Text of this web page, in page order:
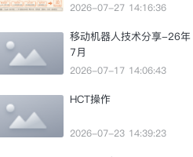
2026-07-27 14:16:36
移动机器人技术分享-26年
7月
2026-07-17 14:06:43
HCT操作
2026-07-23 14:39:23